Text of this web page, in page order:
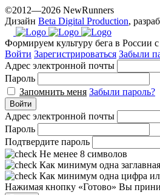
prices.
©2012—2026 NewRunners
Дизайн Beta Digital Production,
Формируем культуру бега в России с
Войти Зарегистрироваться Забыли
Адрес электронной почты
Пароль
Запомнить меня Забыли пароль?
Войти
Адрес электронной почты
Пароль
Подтвердите пароль
Не менее 8 символов
Как минимум одна
Как минимум одна цифра
Нажимая кнопку «Готово» Вы